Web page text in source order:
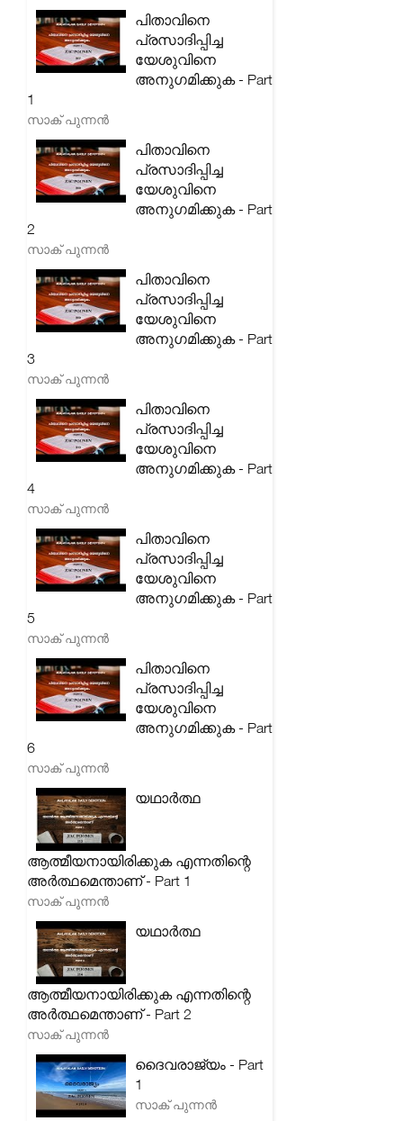
പിതാവിനെ
പ്രസാദിപ്പിച്ച
യേശുവിനെ
അനുഗമിക്കുക - Part
1
സാക് പുന്നൻ
പിതാവിനെ
പ്രസാദിപ്പിച്ച
യേശുവിനെ
അനുഗമിക്കുക - Part
2
സാക് പുന്നൻ
പിതാവിനെ
പ്രസാദിപ്പിച്ച
യേശുവിനെ
അനുഗമിക്കുക - Part
3
സാക് പുന്നൻ
പിതാവിനെ
പ്രസാദിപ്പിച്ച
യേശുവിനെ
അനുഗമിക്കുക - Part
4
സാക് പുന്നൻ
പിതാവിനെ
പ്രസാദിപ്പിച്ച
യേശുവിനെ
അനുഗമിക്കുക - Part
5
സാക് പുന്നൻ
പിതാവിനെ
പ്രസാദിപ്പിച്ച
യേശുവിനെ
അനുഗമിക്കുക - Part
6
സാക് പുന്നൻ
യഥാർത്ഥ
ആത്മീയനായിരിക്കുക എന്നതിന്റെ
അർത്ഥമെന്താണ് - Part 1
സാക് പുന്നൻ
യഥാർത്ഥ
ആത്മീയനായിരിക്കുക എന്നതിന്റെ
അർത്ഥമെന്താണ് - Part 2
സാക് പുന്നൻ
ദൈവരാജ്യം - Part
1
സാക് പുന്നൻ